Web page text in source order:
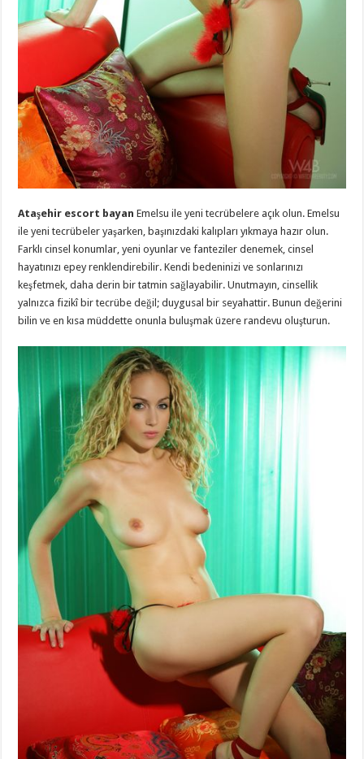
Ataşehir escort bayan Emelsu ile yeni tecrübelere açık olun. Emelsu
ile yeni tecrübeler yaşarken, başınızdaki kalıpları yıkmaya hazır olun.
Farklı cinsel konumlar, yeni oyunlar ve fanteziler denemek, cinsel
hayatınızı epey renklendirebilir. Kendi bedeninizi ve sonlarınızı
keşfetmek, daha derin bir tatmin sağlayabilir. Unutmayın, cinsellik
yalnızca fizikî bir tecrübe değil; duygusal bir seyahattir. Bunun değerini
bilin ve en kısa müddette onunla buluşmak üzere randevu oluşturun.